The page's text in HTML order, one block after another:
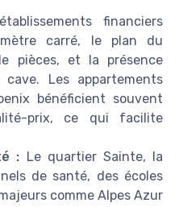
financiers
carré, le plan du
pièces, et la présence
Les appartements
bénéficient souvent
prix, ce qui facilite
: Le quartier Sainte, la
de santé, des écoles
comme Alpes Azur